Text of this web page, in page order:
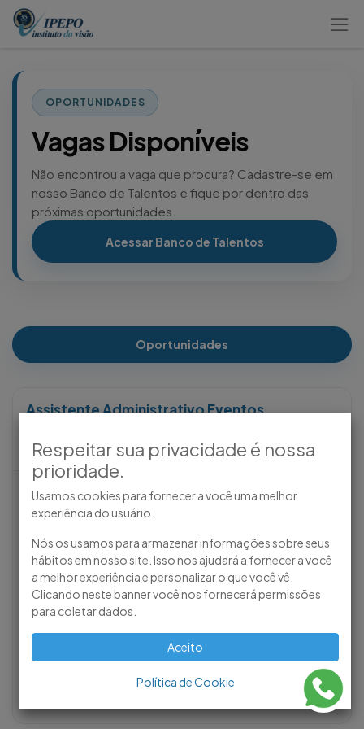
OPORTUNIDADES
Vagas Disponíveis
Não encontrou a vaga que procura? Cadastre-se em
nosso Banco de Talentos e fique por dentro das
próximas oportunidades.
Acessar Banco de Talentos
Oportunidades
Assistente Administrativo Eventos
Postada em 27 março 2026
Responsável pelo planejamento, organização e execução de
eventos corporativos, bem como pelo suporte às rotinas
funcionamento das atividades operacionais.
CLT Horário Comercial Presencial
Medicina em grupo, Assistência Odontológica, Convênio
com Farmácia, Vale Refeição, Vale Alimentação
Ver mais →
Respeitar sua privacidade é nossa
prioridade.
Usamos cookies para fornecer a você uma melhor
experiência do usuário.
Nós os usamos para armazenar informações sobre seus
hábitos em nosso site. Isso nos ajudará a fornecer a você
a melhor experiência e personalizar o que você vê.
Clicando neste banner você nos fornecerá permissões
para coletar dados.
Aceito
Política de Cookie